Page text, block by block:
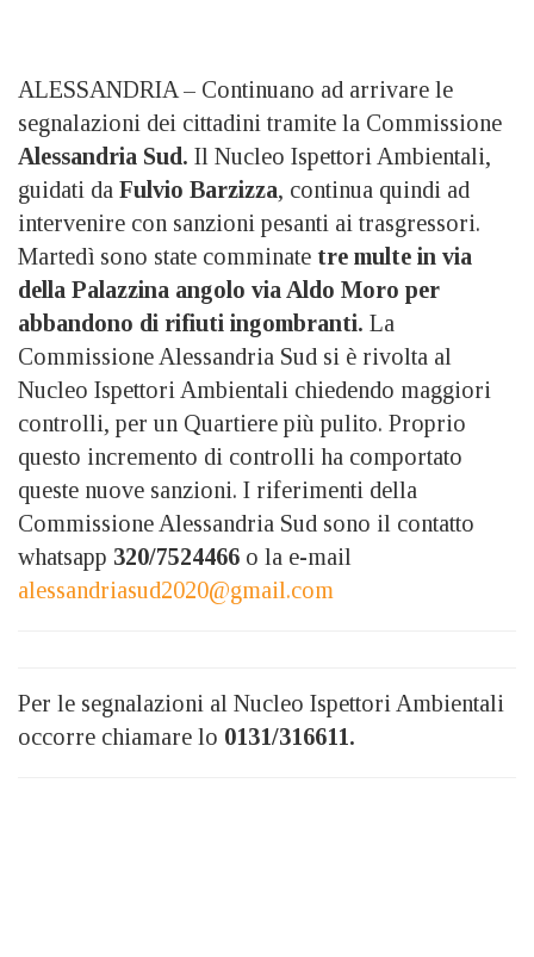
ALESSANDRIA – Continuano ad arrivare le
segnalazioni dei cittadini tramite la Commissione
Alessandria Sud. Il Nucleo Ispettori Ambientali,
guidati da Fulvio Barzizza, continua quindi ad
intervenire con sanzioni pesanti ai trasgressori.
Martedì sono state comminate tre multe in via
della Palazzina angolo via Aldo Moro per
abbandono di rifiuti ingombranti. La
Commissione Alessandria Sud si è rivolta al
Nucleo Ispettori Ambientali chiedendo maggiori
controlli, per un Quartiere più pulito. Proprio
questo incremento di controlli ha comportato
queste nuove sanzioni. I riferimenti della
Commissione Alessandria Sud sono il contatto
whatsapp 320/7524466 o la e-mail
alessandriasud2020@gmail.com
Per le segnalazioni al Nucleo Ispettori Ambientali
occorre chiamare lo 0131/316611.